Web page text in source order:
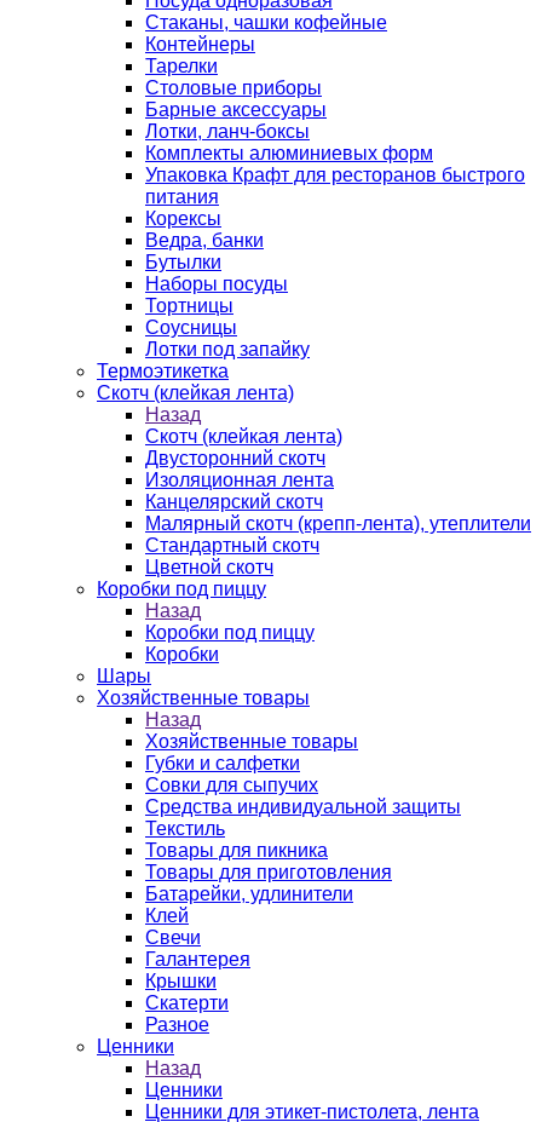
Стаканы, чашки кофейные
Контейнеры
Тарелки
Столовые приборы
Барные аксессуары
Лотки, ланч-боксы
Комплекты алюминиевых форм
Упаковка Крафт для ресторанов быстрого
питания
Корексы
Ведра, банки
Бутылки
Наборы посуды
Тортницы
Соусницы
Лотки под запайку
Термоэтикетка
Скотч (клейкая лента)
Назад
Скотч (клейкая лента)
Двусторонний скотч
Изоляционная лента
Канцелярский скотч
Малярный скотч (крепп-лента), утеплители
Стандартный скотч
Цветной скотч
Коробки под пиццу
Назад
Коробки под пиццу
Коробки
Шары
Хозяйственные товары
Назад
Хозяйственные товары
Губки и салфетки
Совки для сыпучих
Средства индивидуальной защиты
Текстиль
Товары для пикника
Товары для приготовления
Батарейки, удлинители
Клей
Свечи
Галантерея
Крышки
Скатерти
Разное
Ценники
Назад
Ценники
Ценники для этикет-пистолета, лента